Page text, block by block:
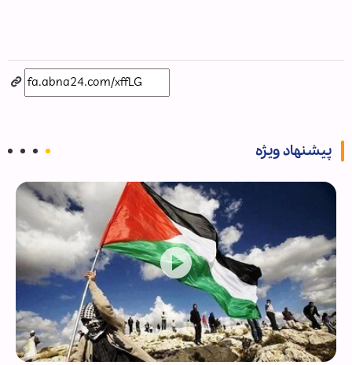
پیشنهاد ویژه